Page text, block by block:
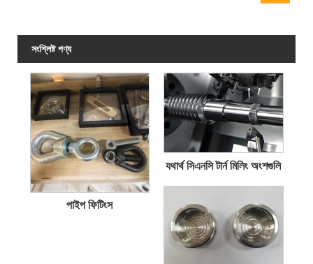
সংশ্লিষ্ট পণ্য
পাইপ ফিটিংস
যথার্থ সিএনসি টার্ন মিলিং অংশগুলি